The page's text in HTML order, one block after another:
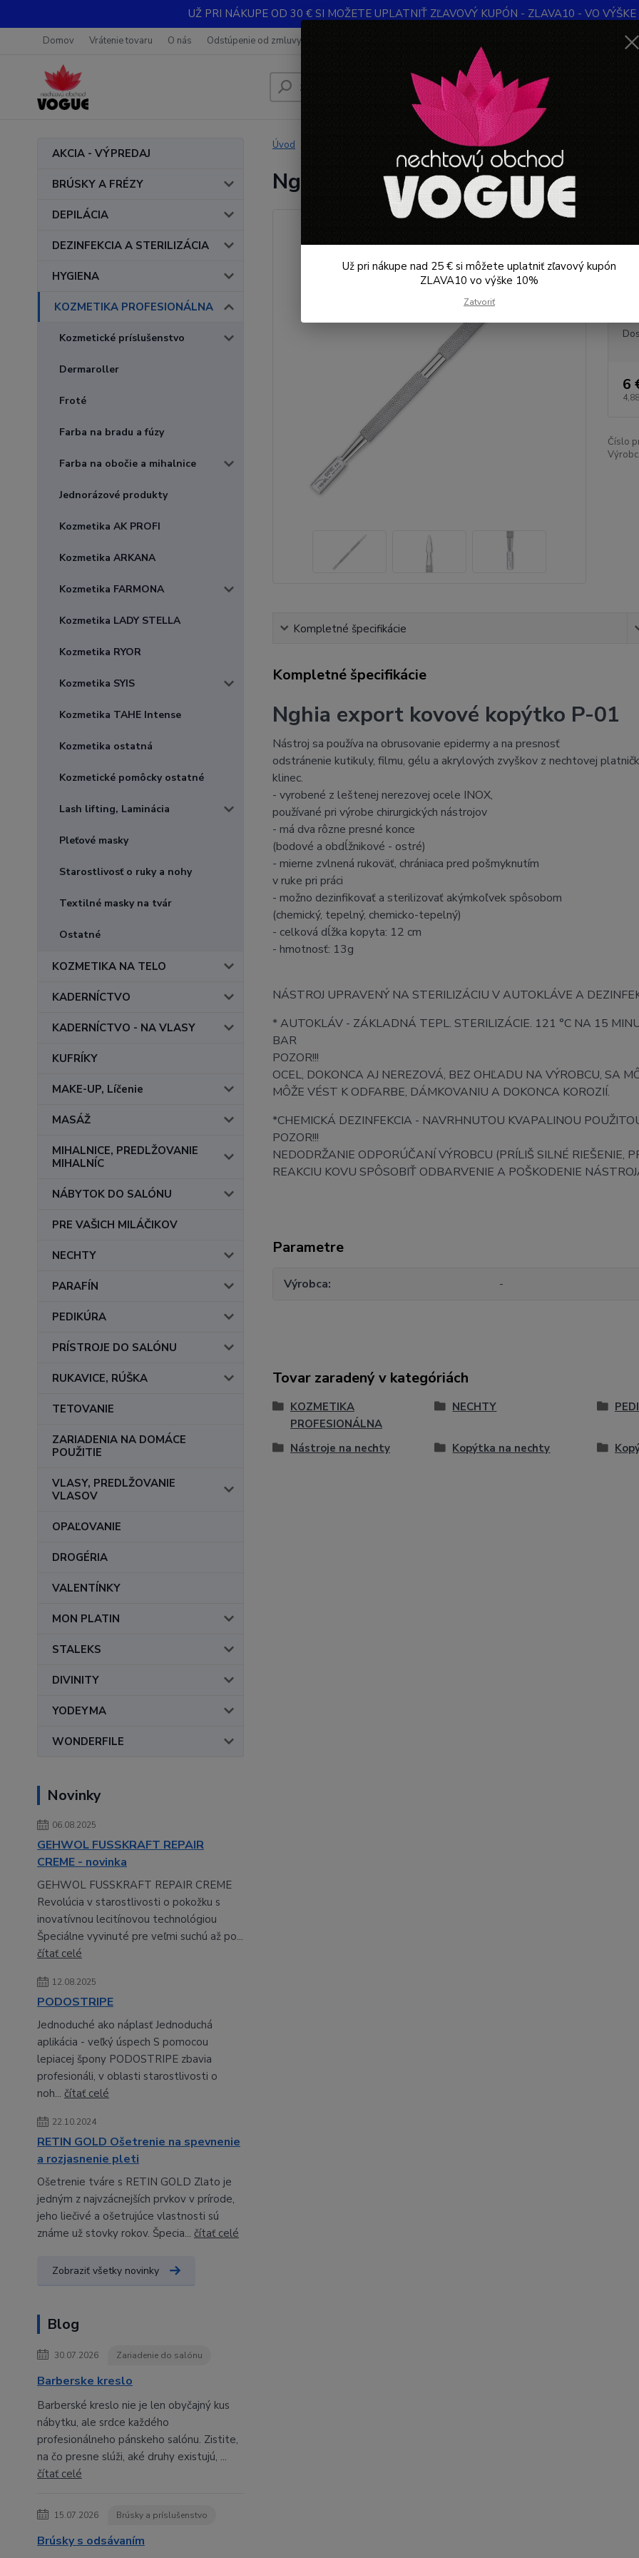
UŽ PRI NÁKUPE OD 30 € SI MOŽETE UPLATNIŤ ZĽAVOVÝ KUPÓN - ZLAVA10 - VO
Domov Vrátenie tovaru O nás Odstúpenie od zmluvy
Hľadať
AKCIA - VÝPREDAJ
BRÚSKY A FRÉZY
DEPILÁCIA
DEZINFEKCIA A STERILIZÁCIA
HYGIENA
KOZMETIKA PROFESIONÁLNA
Kozmetické príslušenstvo
Dermaroller
Froté
Farba na bradu a fúzy
Farba na obočie a mihalnice
Jednorázové produkty
Kozmetika AK PROFI
Kozmetika ARKANA
Kozmetika FARMONA
Kozmetika LADY STELLA
Kozmetika RYOR
Kozmetika SYIS
Kozmetika TAHE Intense
Kozmetika ostatná
Kozmetické pomôcky ostatné
Lash lifting, Laminácia
Pleťové masky
Starostlivosť o ruky a nohy
Textilné masky na tvár
Ostatné
KOZMETIKA NA TELO
KADERNÍCTVO
KADERNÍCTVO - NA VLASY
KUFRÍKY
MAKE-UP, Líčenie
MASÁŽ
MIHALNICE, PREDLŽOVANIE
MIHALNÍC
NÁBYTOK DO SALÓNU
PRE VAŠICH MILÁČIKOV
NECHTY
PARAFÍN
PEDIKÚRA
PRÍSTROJE DO SALÓNU
RUKAVICE, RÚŠKA
TETOVANIE
ZARIADENIA NA DOMÁCE
POUŽITIE
VLASY, PREDLŽOVANIE
VLASOV
OPAĽOVANIE
DROGÉRIA
VALENTÍNKY
MON PLATIN
STALEKS
DIVINITY
YODEYMA
WONDERFILE
Novinky
06.08.2025
GEHWOL FUSSKRAFT REPAIR
CREME - novinka
GEHWOL FUSSKRAFT REPAIR CREME
Revolúcia v starostlivosti o pokožku s
inovatívnou lecitínovou technológiou
Špeciálne vyvinuté pre veľmi suchú až po...
čítať celé
12.08.2025
PODOSTRIPE
Jednoduché ako náplasť Jednoduchá
aplikácia - veľký úspech S pomocou
lepiacej špony PODOSTRIPE zbavia
profesionáli, v oblasti starostlivosti o
noh... čítať celé
22.10.2024
RETIN GOLD Ošetrenie na spevnenie
a rozjasnenie pleti
Ošetrenie tváre s RETIN GOLD Zlato je
jedným z najvzácnejších prvkov v prírode,
jeho liečivé a ošetrujúce vlastnosti sú
známe už stovky rokov. Špecia... čítať celé
Zobraziť všetky novinky
Blog
30.07.2026 Zariadenie do salónu
Barberske kreslo
Barberské kreslo nie je len obyčajný kus
nábytku, ale srdce každého
profesionálneho pánskeho salónu. Zistite,
na čo presne slúži, aké druhy existujú, ...
čítať celé
15.07.2026 Brúsky a príslušenstvo
Brúsky s odsávaním
Úvod KOZMETIKA PROFESIONÁLNA Nghia export kovové kopýtko P-01
Nghia export kovové kopýtko P-01
6
Číslo
Kompletné špecifikácie
Kompletné špecifikácie
Nghia export kovové kopýtko P-01
Nástroj sa používa na obrusovanie epidermy a na presnosť
odstránenie kutikuly, filmu, gélu a akrylových zvyškov z nechtovej
klinec.
- vyrobené z leštenej nerezovej ocele INOX,
používané pri výrobe chirurgických nástrojov
- má dva rôzne presné konce
(bodové a obdĺžnikové - ostré)
- mierne zvlnená rukoväť, chrániaca pred pošmyknutím
v ruke pri práci
- možno dezinfikovať a sterilizovať akýmkoľvek spôsobom
(chemický, tepelný, chemicko-tepelný)
- celková dĺžka kopyta: 12 cm
- hmotnosť: 13g
NÁSTROJ UPRAVENÝ NA STERILIZÁCIU V AUTOKLÁVE A
* AUTOKLÁV - ZÁKLADNÁ TEPL. STERILIZÁCIE. 121 °C NA 15
BAR
POZOR!!!
OCEL, DOKONCA AJ NEREZOVÁ, BEZ OHĽADU NA VÝROBCU, SA
MÔŽE VÉST K ODFARBE, DÁMKOVANIU A DOKONCA KOROZIÍ.
*CHEMICKÁ DEZINFEKCIA - NAVRHNUTOU KVAPALINOU
POZOR!!!
NEDODRŽANIE ODPORÚČANÍ VÝROBCU (PRÍLIŠ SILNÉ RIEŠENIE,
REAKCIU KOVU SPÔSOBIŤ ODBARVENIE A POŠKODENIE
Parametre
Výrobca -
Tovar zaradený v kategóriách
KOZMETIKA
PROFESIONÁLNA
NECHTY
Nástroje na nechty Kopýtka na nechty
Už pri nákupe nad 25 € si môžete uplatniť zľavový kupón
ZLAVA10 vo výške 10%
Zatvoriť